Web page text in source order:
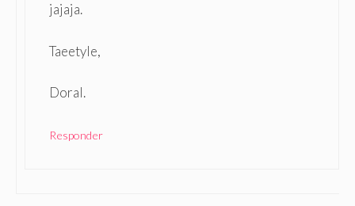
jajaja.
Taeetyle,
Doral.
Responder